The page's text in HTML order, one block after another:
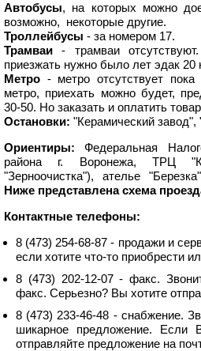
Автобусы, на которых можно
возможно, некоторые другие.
Троллейбусы - за номером 17.
Трамваи - трамваи
приезжать нужно было лет эдак 20
Метро - метро отсутствует
метро, приехать можно будет,
30-50. Но заказать и оплатить
Остановки: "Керамический завод",
Ориентиры: Федеральная
района г. Воронежа, ТРЦ
"Зерноочистка"), ателье
Ниже представлена схема
Контактные телефоны:
8 (473) 254-68-87 - продажи и
если хотите что-то приобрести
8 (473) 202-12-07 - факс.
факс. Серьезно? Вы хотите
8 (473) 233-46-48 - снабжение.
шикарное предложение.
отправляйте предложение на